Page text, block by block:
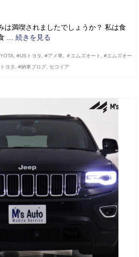
は満喫されましたでしょうか？ 私は食
… 続きを見る
#USトヨタ #アメ車 ＃エムズオート
#エムズオー
ヨタ #納車ブログ セコイア